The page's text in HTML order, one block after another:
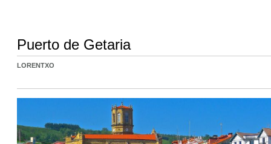
Puerto de Getaria
LORENTXO